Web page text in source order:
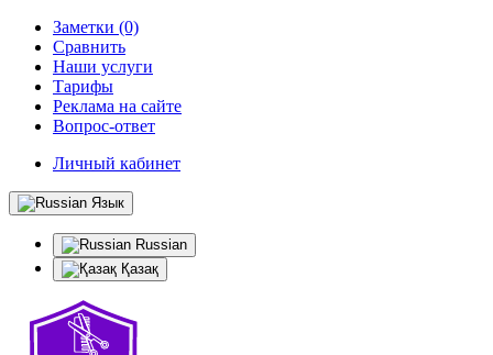
Заметки (0)
Сравнить
Наши услуги
Тарифы
Реклама на сайте
Вопрос-ответ
Личный кабинет
Язык
Russian
Қазақ